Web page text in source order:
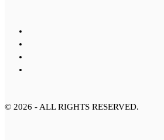
© 2026 - ALL RIGHTS RESERVED.